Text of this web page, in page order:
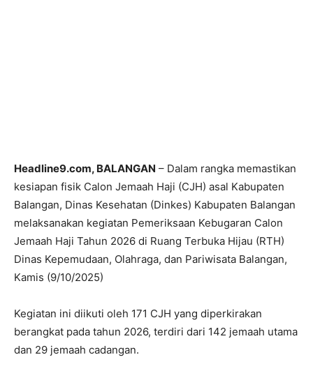
Headline9.com, BALANGAN – Dalam rangka memastikan
kesiapan fisik Calon Jemaah Haji (CJH) asal Kabupaten
Balangan, Dinas Kesehatan (Dinkes) Kabupaten Balangan
melaksanakan kegiatan Pemeriksaan Kebugaran Calon
Jemaah Haji Tahun 2026 di Ruang Terbuka Hijau (RTH)
Dinas Kepemudaan, Olahraga, dan Pariwisata Balangan,
Kamis (9/10/2025)
Kegiatan ini diikuti oleh 171 CJH yang diperkirakan
berangkat pada tahun 2026, terdiri dari 142 jemaah utama
dan 29 jemaah cadangan.